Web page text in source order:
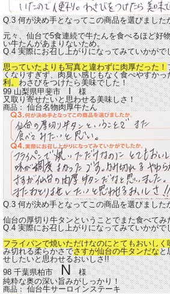
Q.3 何が決め手となってこの商品を選びました
元々、仙台で5食連続で牛たんを食べるほど好
い牛たんがあまりないため。
Q.4 実際にお召し上がりになってみていかがで
思っていたよりも写真と違わずに肉厚だった！
くなりすぎず、肉臭い感じもなく食べやすかっ
利。 わさびをつけたら美味でした！
99 山梨県甲斐市I様
又取り寄せたいと思わせる美味しさ！
商品：仙台名物肉厚牛たん
Q.3 何が決め手となってこの商品を選びました
仙台の厚切り牛タンということでまた食べてみ
Q.4 実際にお召し上がりになってみていかがで
フライパンで焼いただけなのにとてもおいしく
み切れる柔らかさでさすが仙台の牛タンだなと
せしたいと思わせるおいしさ!!
98 千葉県柏市N様
純粋な奥の深い旨みがしっかり！
商品：仙台牛サーロインステーキ